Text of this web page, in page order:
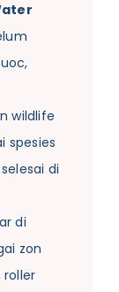
wildlife
spesies
di
di
zon